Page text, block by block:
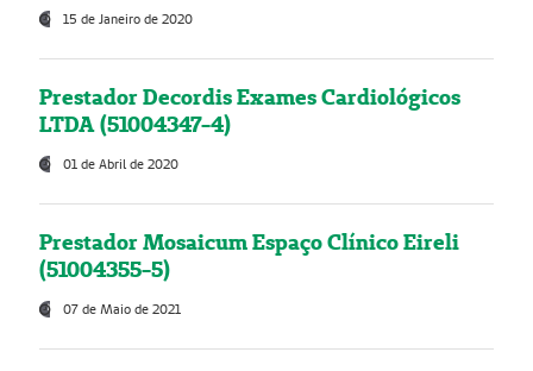
15 de Janeiro de 2020
Prestador Decordis Exames Cardiológicos
LTDA (51004347-4)
01 de Abril de 2020
Prestador Mosaicum Espaço Clínico Eireli
(51004355-5)
07 de Maio de 2021